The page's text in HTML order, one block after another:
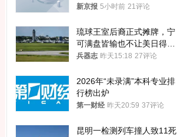
新京报 5小时前 21评论
琉球王室后裔正式摊牌，宁
可满盘皆输也不让美日得
逞，中国成关键
兵器志 昨天15:18 27评论
2026年“未录满”本科专业排
行榜出炉
第一财经 昨天20:59 37评论
昆明一检测列车撞人致11死